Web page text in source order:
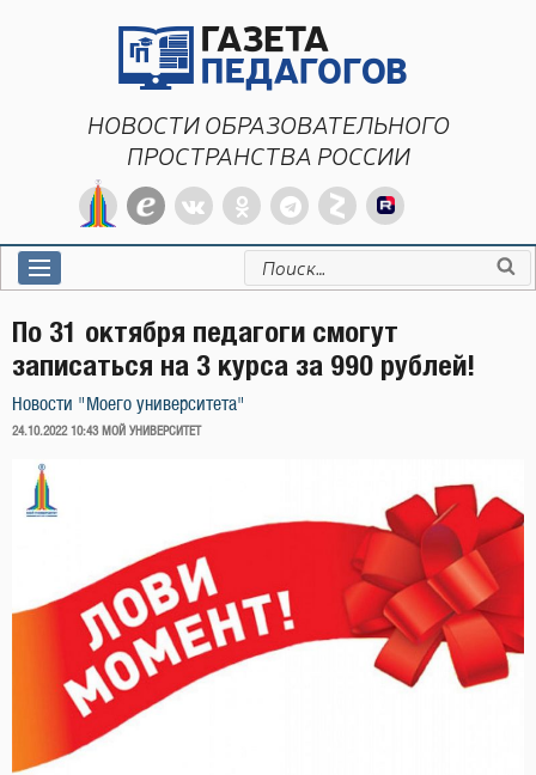
НОВОСТИ ОБРАЗОВАТЕЛЬНОГО
ПРОСТРАНСТВА РОССИИ
Искать:
По 31 октября педагоги смогут
записаться на 3 курса за 990 рублей!
Новости "Моего университета"
ОПУБЛИКОВАНО
24.10.2022 10:43 МОЙ УНИВЕРСИТЕТ